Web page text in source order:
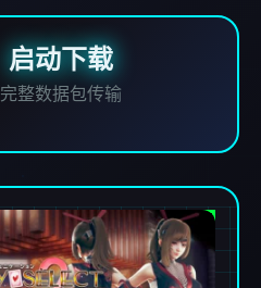
启动下载
完整数据包传输